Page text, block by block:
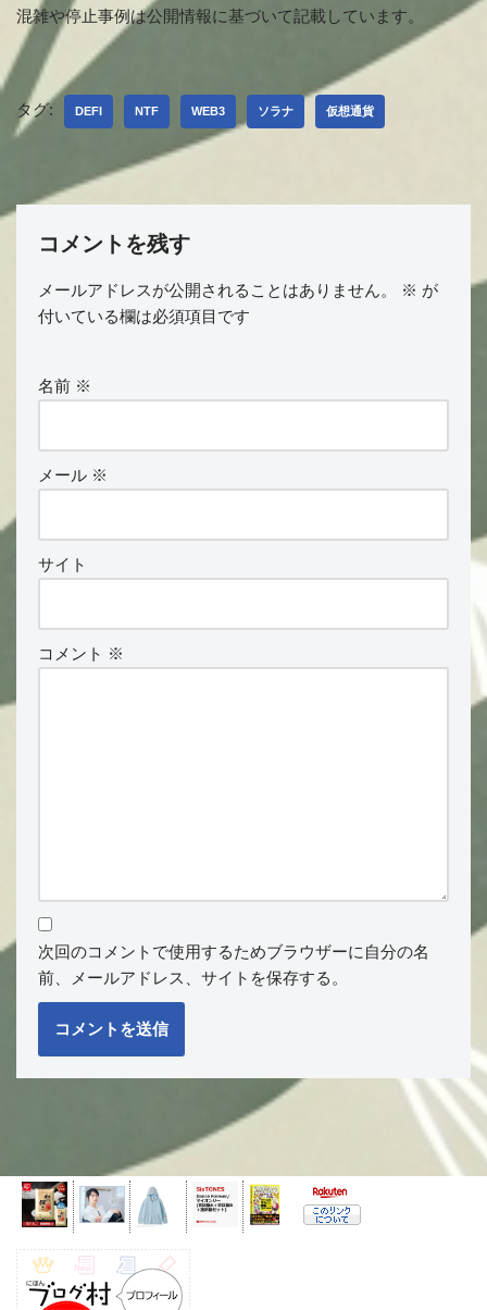
混雑や停止事例は公開情報に基づいて記載しています。
タグ: DEFI NTF WEB3 ソラナ 仮想通貨
コメントを残す
メールアドレスが公開されることはありません。 ※ が
付いている欄は必須項目です
名前 ※
メール ※
サイト
コメント ※
次回のコメントで使用するためブラウザーに自分の名
前、メールアドレス、サイトを保存する。